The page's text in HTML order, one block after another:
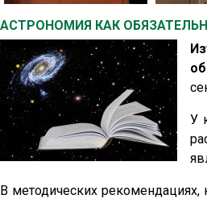
АСТРОНОМИЯ КАК
У
В методических